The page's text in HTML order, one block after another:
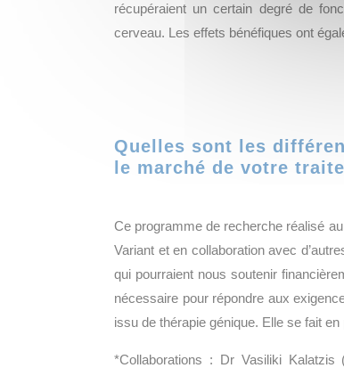
récupéraient un certain degré de
cerveau. Les effets bénéfiques ont
Quelles sont les
le marché de votre
Ce programme de recherche réalisé
Variant et en collaboration avec
qui pourraient nous soutenir
nécessaire pour répondre aux
issu de thérapie génique. Elle se fait
*Collaborations : Dr Vasiliki